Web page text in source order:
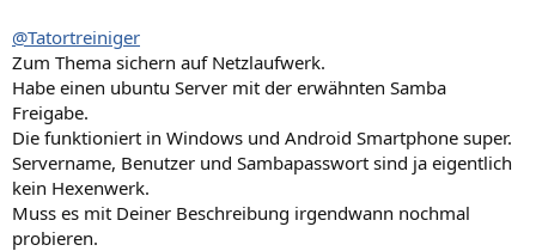
@Tatortreiniger
Zum Thema sichern auf Netzlaufwerk.
Habe einen ubuntu Server mit der erwähnten Samba
Freigabe.
Die funktioniert in Windows und Android Smartphone super.
Servername, Benutzer und Sambapasswort sind ja eigentlich
kein Hexenwerk.
Muss es mit Deiner Beschreibung irgendwann nochmal
probieren.